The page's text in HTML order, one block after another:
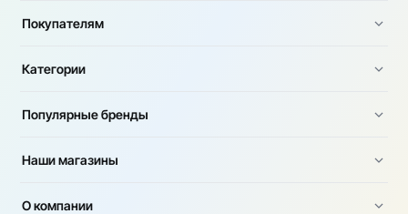
Покупателям
Категории
Популярные бренды
Наши магазины
О компании